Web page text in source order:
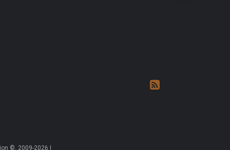
©, 2009-2026 |